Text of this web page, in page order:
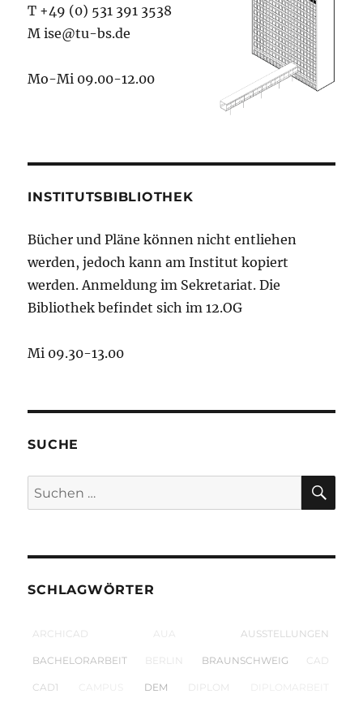
T +49 (0) 531 391 3538
M ise@tu-bs.de
Mo-Mi 09.00-12.00
INSTITUTSBIBLIOTHEK
Bücher und Pläne können nicht entliehen
werden, jedoch kann am Institut kopiert
werden. Anmeldung im Sekretariat. Die
Bibliothek befindet sich im 12.OG
Mi 09.30-13.00
SUCHE
Suchen
nach:
SCHLAGWÖRTER
ARCHICAD AUA AUSSTELLUNGEN
BACHELORARBEIT BERLIN BRAUNSCHWEIG CAD
CAD1 DEM DIPLOM